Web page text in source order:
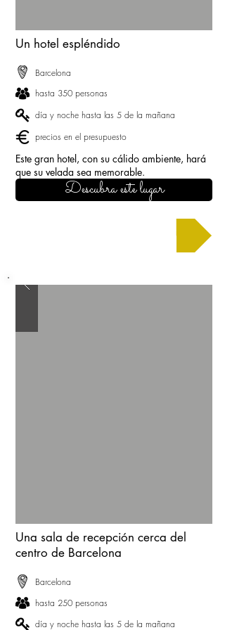
Un hotel espléndido
Barcelona
hasta 350 personas
día y noche hasta las 5 de la mañana
precios en el presupuesto
Este gran hotel, con su cálido ambiente, hará
que su velada sea memorable.
Descubra este lugar
Una sala de recepción cerca del
centro de Barcelona
Barcelona
hasta 250 personas
día y noche hasta las 5 de la mañana